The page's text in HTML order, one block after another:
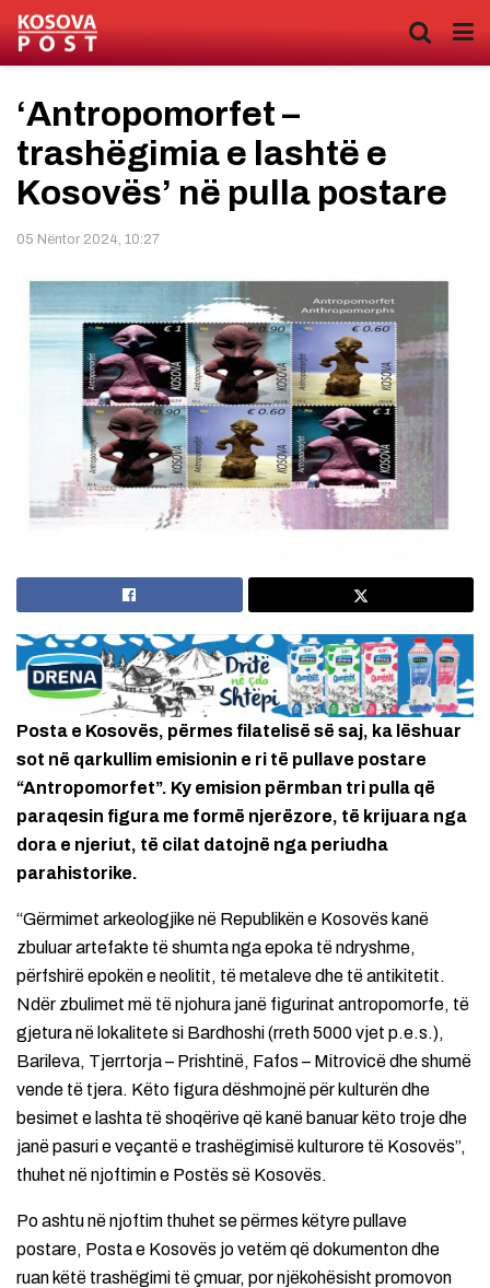
‘Antropomorfet –
trashëgimia e lashtë e
Kosovës’ në pulla postare
05 Nëntor 2024, 10:27
Posta e Kosovës, përmes filatelisë së saj, ka lëshuar
sot në qarkullim emisionin e ri të pullave postare
“Antropomorfet”. Ky emision përmban tri pulla që
paraqesin figura me formë njerëzore, të krijuara nga
dora e njeriut, të cilat datojnë nga periudha
parahistorike.
“Gërmimet arkeologjike në Republikën e Kosovës kanë
zbuluar artefakte të shumta nga epoka të ndryshme,
përfshirë epokën e neolitit, të metaleve dhe të antikitetit.
Ndër zbulimet më të njohura janë figurinat antropomorfe, të
gjetura në lokalitete si Bardhoshi (rreth 5000 vjet p.e.s.),
Barileva, Tjerrtorja – Prishtinë, Fafos – Mitrovicë dhe shumë
vende të tjera. Këto figura dëshmojnë për kulturën dhe
besimet e lashta të shoqërive që kanë banuar këto troje dhe
janë pasuri e veçantë e trashëgimisë kulturore të Kosovës”,
thuhet në njoftimin e Postës së Kosovës.
Po ashtu në njoftim thuhet se përmes këtyre pullave
postare, Posta e Kosovës jo vetëm që dokumenton dhe
ruan këtë trashëgimi të çmuar, por njëkohësisht promovon